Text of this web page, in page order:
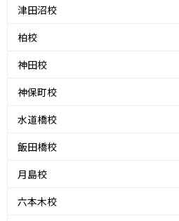
津田沼校
柏校
神田校
神保町校
水道橋校
飯田橋校
月島校
六本木校